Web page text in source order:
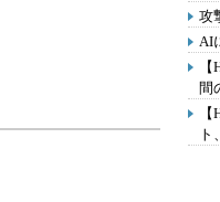
攻
AI
間
ト